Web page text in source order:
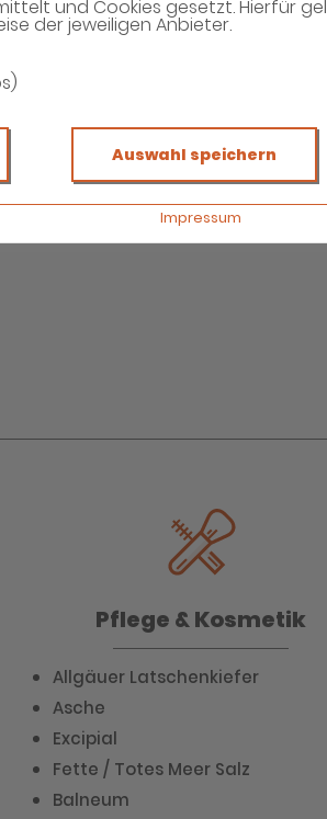
und Cookies gesetzt. Hierfür
der jeweiligen Anbieter.
Auswahl speichern
Impressum
Blutuntersuchungen
Blutzucker
Pflege & Kosmetik
Allgäuer Latschenkiefer
Asche
Excipial
Fette / Totes Meer Salz
Balneum